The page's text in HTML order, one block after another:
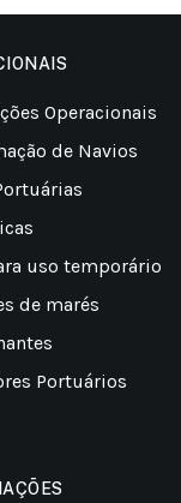
Operacionais
de Navios
uso temporário
de marés
Portuários